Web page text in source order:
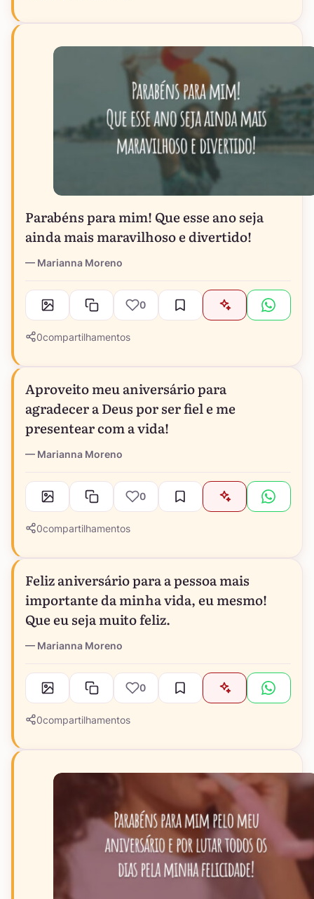
Parabéns para mim! Que esse ano seja
ainda mais maravilhoso e divertido!
Marianna Moreno
0
0compartilhamentos
Aproveito meu aniversário para
agradecer a Deus por ser fiel e me
presentear com a vida!
Marianna Moreno
0
0compartilhamentos
Feliz aniversário para a pessoa mais
importante da minha vida, eu mesmo!
Que eu seja muito feliz.
Marianna Moreno
0
0compartilhamentos